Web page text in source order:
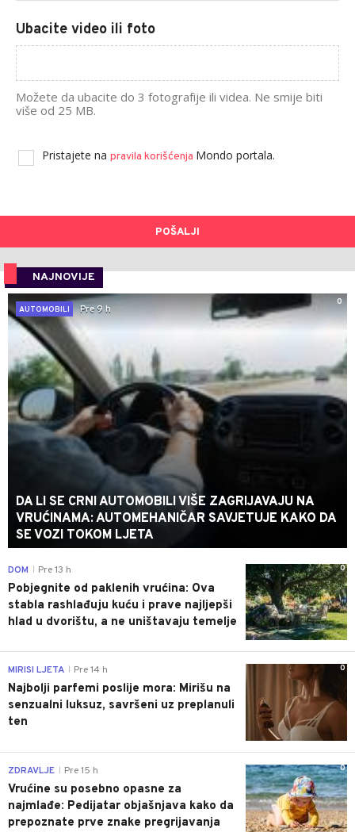
Ubacite video ili foto
Možete da ubacite do 3 fotografije ili videa. Ne smije biti
više od 25 MB.
Pristajete na pravila korišćenja Mondo portala.
POŠALJI
NAJNOVIJE
0
AUTOMOBILI
Pre 9 h
DA LI SE CRNI AUTOMOBILI VIŠE ZAGRIJAVAJU NA
VRUĆINAMA: AUTOMEHANIČAR SAVJETUJE KAKO DA
SE VOZI TOKOM LJETA
0
DOM Pre 13 h
Pobjegnite od paklenih vrućina: Ova
stabla rashlađuju kuću i prave najljepši
hlad u dvorištu, a ne uništavaju temelje
0
MIRISI LJETA Pre 14 h
Najbolji parfemi poslije mora: Mirišu na
senzualni luksuz, savršeni uz preplanuli
ten
0
ZDRAVLJE Pre 15 h
Vrućine su posebno opasne za
najmlađe: Pedijatar objašnjava kako da
prepoznate prve znake pregrijavanja